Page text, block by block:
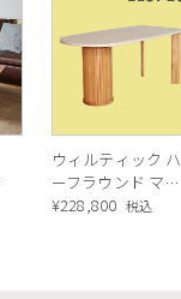
ウィルティック ハ
ーフラウンド マテ
ィエラ塗装 ダイニ
¥228,800 税込